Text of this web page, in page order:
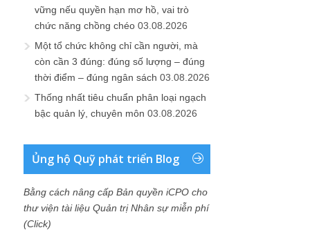
vững nếu quyền hạn mơ hồ, vai trò
chức năng chồng chéo 03.08.2026
Một tổ chức không chỉ cần người, mà
còn cần 3 đúng: đúng số lượng – đúng
thời điểm – đúng ngân sách 03.08.2026
Thống nhất tiêu chuẩn phân loại ngạch
bậc quản lý, chuyên môn 03.08.2026
Ủng hộ Quỹ phát triển Blog
Bằng cách nâng cấp Bản quyền iCPO cho
thư viện tài liệu Quản trị Nhân sự miễn phí
(Click)